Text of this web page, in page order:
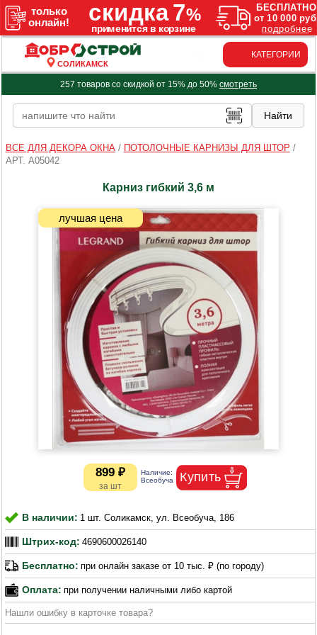
СОЛИКАМСК
КАТЕГОРИИ
257 товаров со скидкой от 15% до 50% смотреть
ВСЕ ДЛЯ ДЕКОРА ОКНА/ ПОТОЛОЧНЫЕ КАРНИЗЫ ДЛЯ ШТОР /
АРТ. A05042
Карниз гибкий 3,6 м
899 ₽
В наличии: 1 шт. Соликамск, ул. Всеобуча, 186
Штрих-код: 4690600026140
Бесплатно: при онлайн заказе от 10 тыс. ₽ (по городу)
Оплата: при получении наличными либо картой
Нашли ошибку в карточке товара?